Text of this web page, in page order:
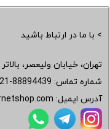
> با ما در ارتباط باشید
تهران، خیابان ولیعصر، بالاتر
شماره تماس: 88894439
آدرس ایمیل: